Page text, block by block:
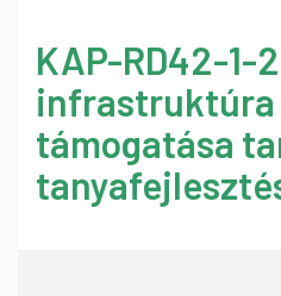
KAP-RD42-1-
infrastruktúra
támogatása